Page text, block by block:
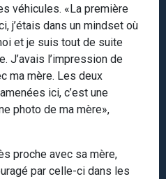
véhicules. «La première
j’étais dans un mindset où
et je suis tout de suite
J’avais l’impression de
ma mère. Les deux
ici, c’est une
photo de ma mère»,
proche avec sa mère,
par celle-ci dans les